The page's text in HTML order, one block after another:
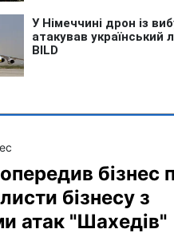
бізнес
бізнесу з
атак "Шахедів"